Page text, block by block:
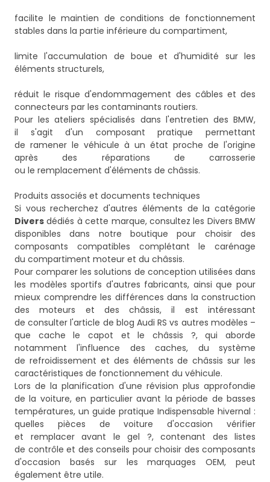
facilite le maintien de conditions de fonctionnement
stables dans la partie inférieure du compartiment,
limite l'accumulation de boue et d'humidité sur les
éléments structurels,
réduit le risque d'endommagement des câbles et des
connecteurs par les contaminants routiers.
Pour les ateliers spécialisés dans l'entretien des BMW,
il s'agit d'un composant pratique permettant
de ramener le véhicule à un état proche de l'origine
après des réparations de carrosserie
ou le remplacement d'éléments de châssis.
Produits associés et documents techniques
Si vous recherchez d'autres éléments de la catégorie
Divers dédiés à cette marque, consultez les Divers BMW
disponibles dans notre boutique pour choisir des
composants compatibles complétant le carénage
du compartiment moteur et du châssis.
Pour comparer les solutions de conception utilisées dans
les modèles sportifs d'autres fabricants, ainsi que pour
mieux comprendre les différences dans la construction
des moteurs et des châssis, il est intéressant
de consulter l'article de blog Audi RS vs autres modèles –
que cache le capot et le châssis ?, qui aborde
notamment l'influence des caches, du système
de refroidissement et des éléments de châssis sur les
caractéristiques de fonctionnement du véhicule.
Lors de la planification d'une révision plus approfondie
de la voiture, en particulier avant la période de basses
températures, un guide pratique Indispensable hivernal :
quelles pièces de voiture d'occasion vérifier
et remplacer avant le gel ?, contenant des listes
de contrôle et des conseils pour choisir des composants
d'occasion basés sur les marquages OEM, peut
également être utile.